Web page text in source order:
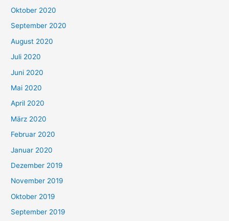
Oktober 2020
September 2020
August 2020
Juli 2020
Juni 2020
Mai 2020
April 2020
März 2020
Februar 2020
Januar 2020
Dezember 2019
November 2019
Oktober 2019
September 2019